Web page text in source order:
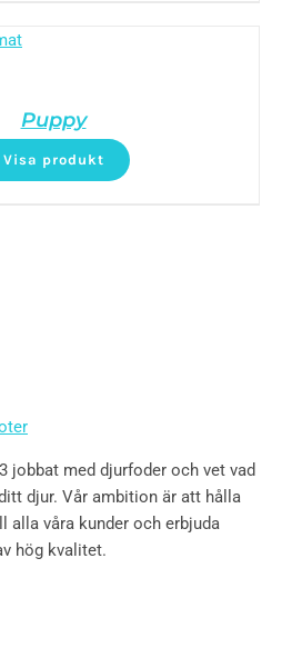
Puppy
Visa produkt
jobbat med djurfoder och vet vad
djur. Vår ambition är att hålla
alla våra kunder och erbjuda
hög kvalitet.